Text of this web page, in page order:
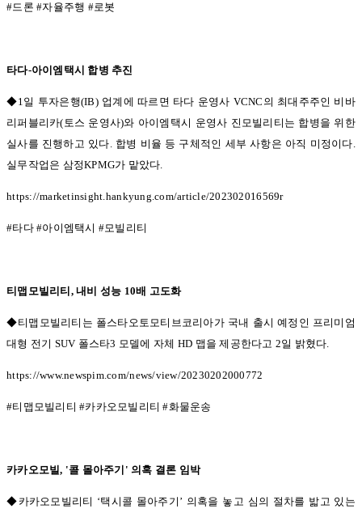
#드론#자율주행 #로봇
타다-아이엠택시 합병 추진
◆1일 투자은행(IB) 업계에 따르면 타다 운영사 VCNC 의 최대주주인 비바
리퍼블리카(토스 운영사)와 아이엠택시 운영사 진모빌리티는 합병을 위한
실사를 진행하고 있다. 합병 비율 등 구체적인 세부 사항은 아직 미정이다.
실무작업은 삼정KPMG가 맡았다.
https://marketinsight.hankyung.com/article/202302016569r
#타다#아이엠택시 #모빌리티
티맵모빌리티 ,내비 성능 10배 고도화
◆티맵모빌리티는 폴스타오토모티브코리아가 국내 출시 예정인 프리미엄
대형 전기 SUV 폴스타3 모델에 자체 HD 맵을 제공한다고 2일 밝혔다.
https://www.newspim.com/news/view/20230202000772
#티맵모빌리티#카카오모빌리티#화물운송
카카오모빌, '콜 몰아주기 ' 의혹 결론 임박
◆카카오모빌리티 ‘택시콜 몰아주기 ’ 의혹을 놓고 심의 절차를 밟고 있는